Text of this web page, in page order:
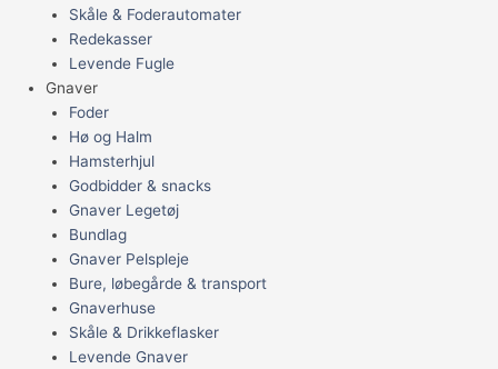
Skåle & Foderautomater
Redekasser
Levende Fugle
Gnaver
Foder
Hø og Halm
Hamsterhjul
Godbidder & snacks
Gnaver Legetøj
Bundlag
Gnaver Pelspleje
Bure, løbegårde & transport
Gnaverhuse
Skåle & Drikkeflasker
Levende Gnaver